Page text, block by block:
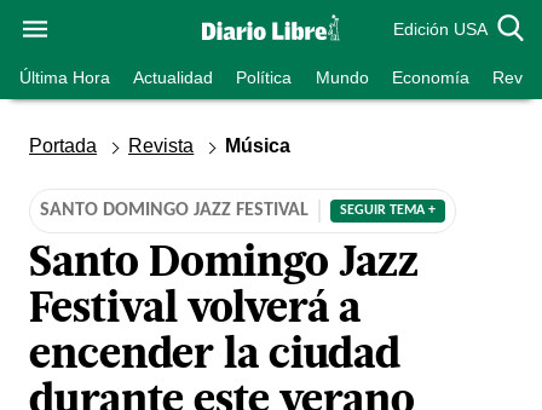
Edición USA
Última Hora Actualidad Política Mundo Economía
Portada Revista Música
SANTO DOMINGO JAZZ FESTIVAL SEGUIR TEMA +
Santo Domingo Jazz
Festival volverá a
encender la ciudad